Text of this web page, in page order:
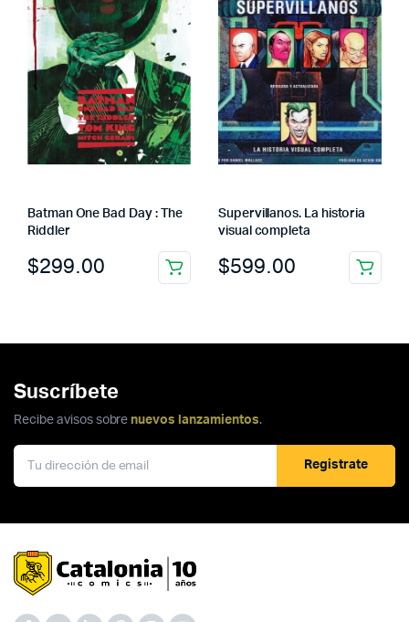
Batman One Bad Day : The
Riddler
$299.00
Supervillanos. La historia
visual completa
$599.00
Suscríbete
Recibe avisos sobre nuevos lanzamientos.
Registrate